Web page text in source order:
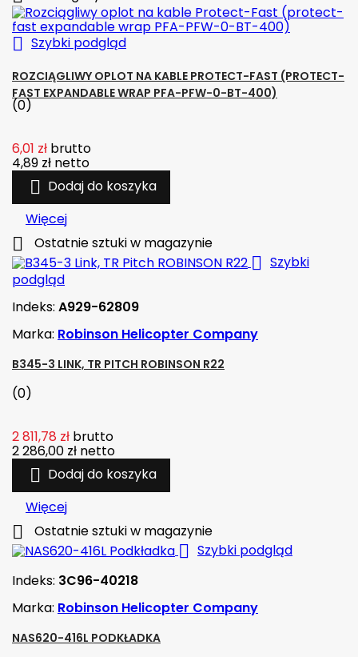
 Szybki podgląd
ROZCIĄGLIWY OPLOT NA KABLE PROTECT-FAST (PROTECT-
FAST EXPANDABLE WRAP PFA-PFW-0-BT-400)
(0)
6,01 zł brutto
4,89 zł netto
 Dodaj do koszyka
Więcej
 Ostatnie sztuki w magazynie
 Szybki
podgląd
Indeks: A929-62809
Marka: Robinson Helicopter Company
B345-3 LINK, TR PITCH ROBINSON R22
(0)
2 811,78 zł brutto
2 286,00 zł netto
 Dodaj do koszyka
Więcej
 Ostatnie sztuki w magazynie
 Szybki podgląd
Indeks: 3C96-40218
Marka: Robinson Helicopter Company
NAS620-416L PODKŁADKA